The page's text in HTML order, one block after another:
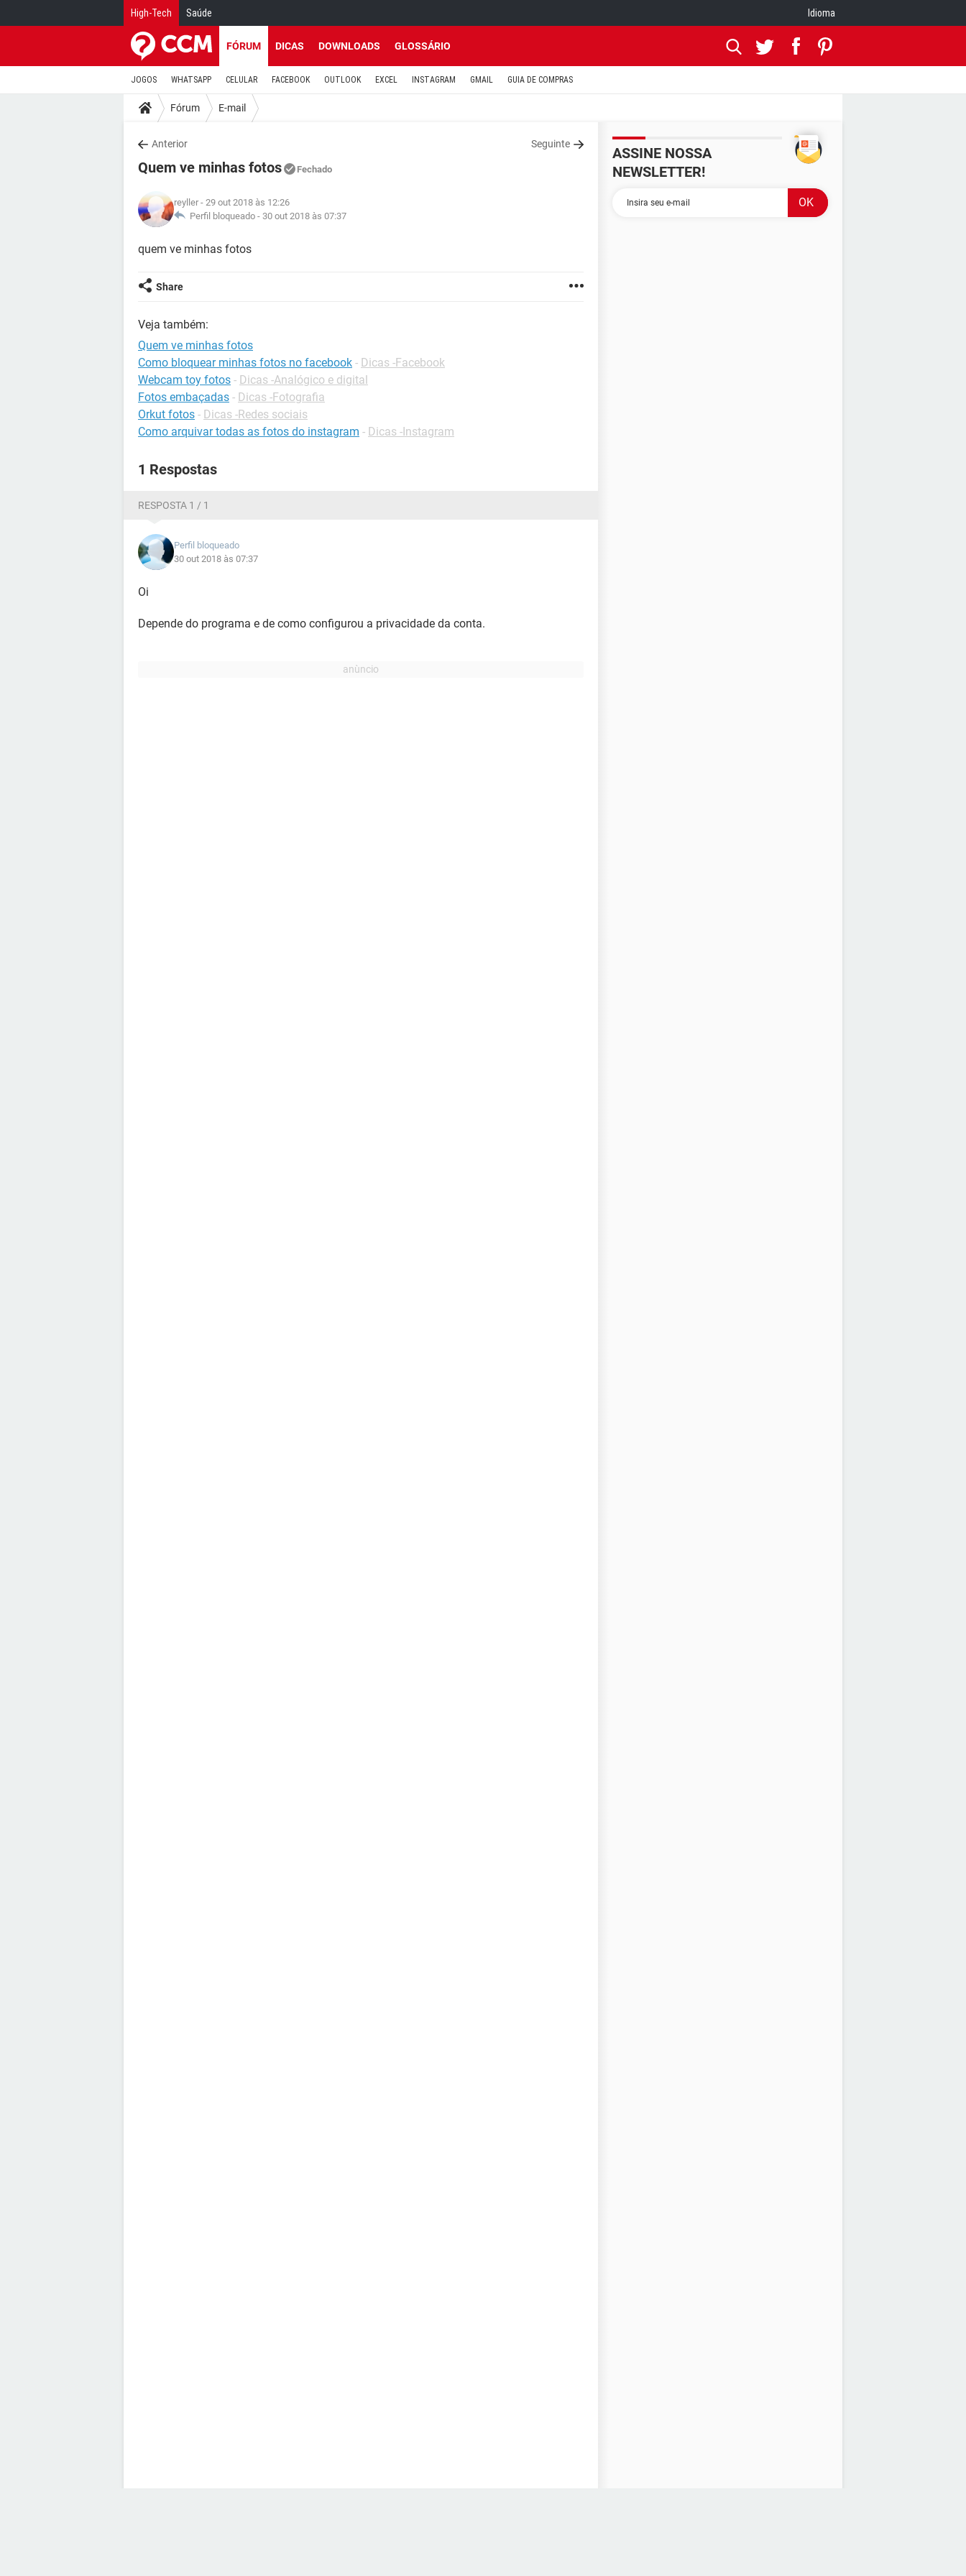
High-Tech Saúde Idioma
FÓRUM DICAS DOWNLOADS GLOSSÁRIO
JOGOS WHATSAPP CELULAR FACEBOOK OUTLOOK EXCEL INSTAGRAM GMAIL GUIA DE COMPRAS
Fórum E-mail
Anterior Seguinte
Quem ve minhas fotos Fechado
reyller - 29 out 2018 às 12:26
Perfil bloqueado - 30 out 2018 às 07:37
quem ve minhas fotos
Share
Veja também:
Quem ve minhas fotos
Como bloquear minhas fotos no facebook - Dicas -Facebook
Webcam toy fotos - Dicas -Analógico e digital
Fotos embaçadas - Dicas -Fotografia
Orkut fotos - Dicas -Redes sociais
Como arquivar todas as fotos do instagram - Dicas -Instagram
1 Respostas
RESPOSTA 1 / 1
Perfil bloqueado
30 out 2018 às 07:37
Oi
Depende do programa e de como configurou a privacidade da conta.
ASSINE NOSSA
NEWSLETTER!